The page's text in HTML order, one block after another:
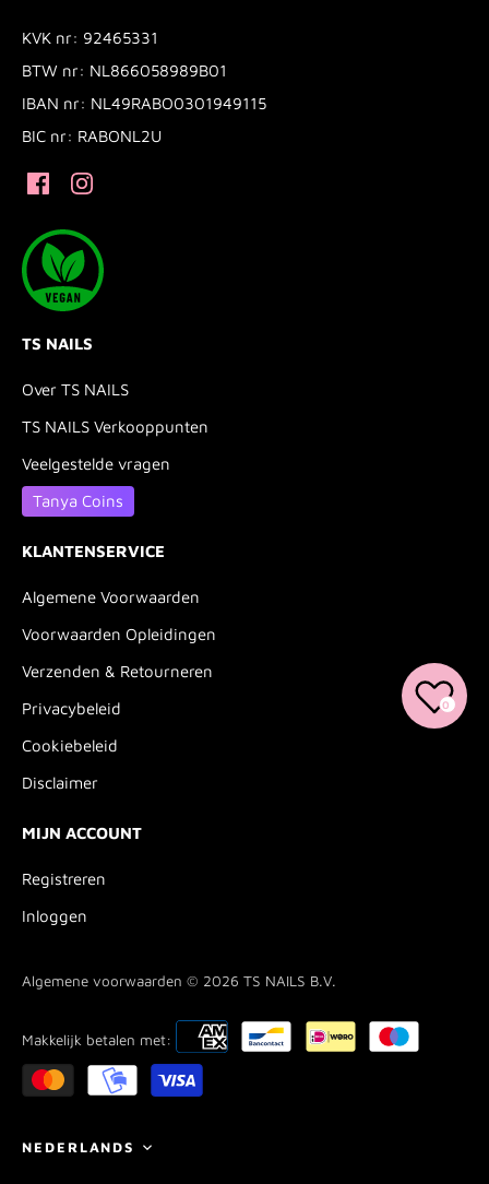
KVK nr: 92465331
BTW nr: NL866058989B01
IBAN nr: NL49RABO0301949115
BIC nr: RABONL2U
TS NAILS
Over TS NAILS
TS NAILS Verkooppunten
Veelgestelde vragen
Tanya Coins
KLANTENSERVICE
Algemene Voorwaarden
Voorwaarden Opleidingen
Verzenden & Retourneren
Privacybeleid
Cookiebeleid
Disclaimer
MIJN ACCOUNT
Registreren
Inloggen
Algemene voorwaarden © 2026 TS NAILS B.V.
Makkelijk betalen met:
Taal
NEDERLANDS
0